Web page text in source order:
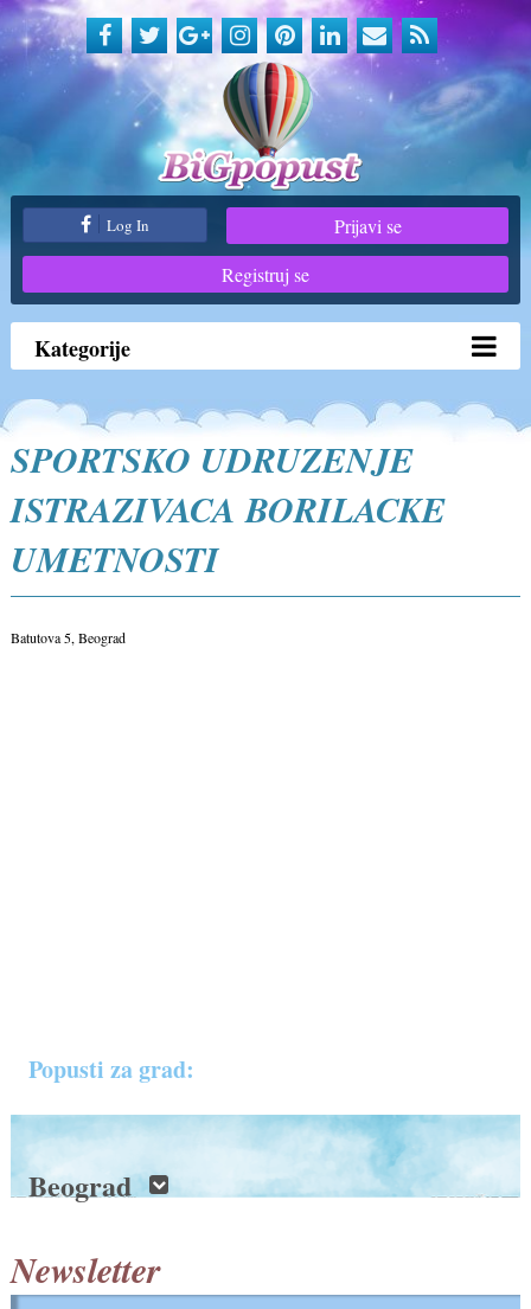
Log In
Prijavi se
Registruj se
Kategorije
SPORTSKO UDRUZENJE
ISTRAZIVACA BORILACKE
UMETNOSTI
Batutova 5, Beograd
Popusti za grad:
Beograd
Newsletter